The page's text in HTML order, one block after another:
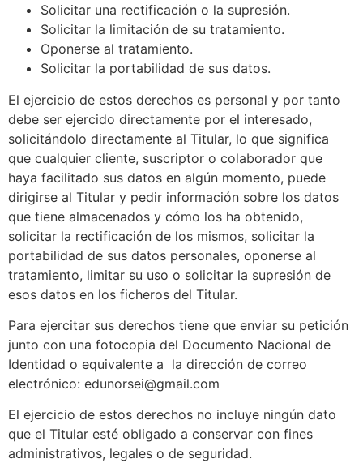
Solicitar una rectificación o la supresión.
Solicitar la limitación de su tratamiento.
Oponerse al tratamiento.
Solicitar la portabilidad de sus datos.
El ejercicio de estos derechos es personal y por tanto
debe ser ejercido directamente por el interesado,
solicitándolo directamente al Titular, lo que significa
que cualquier cliente, suscriptor o colaborador que
haya facilitado sus datos en algún momento, puede
dirigirse al Titular y pedir información sobre los datos
que tiene almacenados y cómo los ha obtenido,
solicitar la rectificación de los mismos, solicitar la
portabilidad de sus datos personales, oponerse al
tratamiento, limitar su uso o solicitar la supresión de
esos datos en los ficheros del Titular.
Para ejercitar sus derechos tiene que enviar su petición
junto con una fotocopia del Documento Nacional de
Identidad o equivalente a la dirección de correo
electrónico: edunorsei@gmail.com
El ejercicio de estos derechos no incluye ningún dato
que el Titular esté obligado a conservar con fines
administrativos, legales o de seguridad.